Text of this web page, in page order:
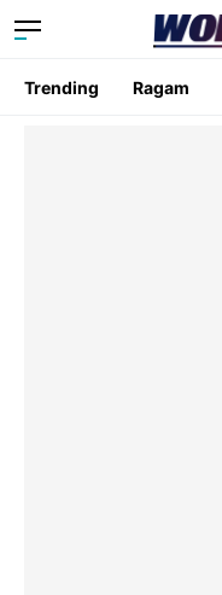
Trending Ragam